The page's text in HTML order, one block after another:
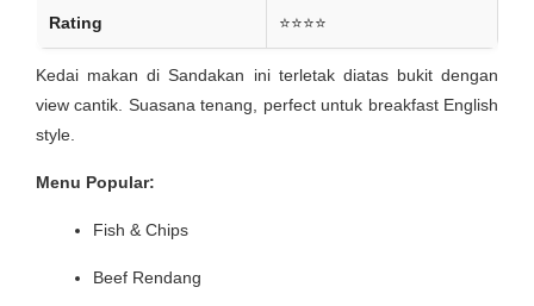
Rating ⭐⭐⭐⭐
Kedai makan di Sandakan ini terletak diatas bukit dengan
view cantik. Suasana tenang, perfect untuk breakfast English
style.
Menu Popular:
Fish & Chips
Beef Rendang